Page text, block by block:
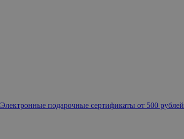
Электронные подарочные сертификаты от 500 рублей